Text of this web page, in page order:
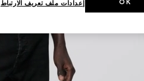
إعدادات ملف تعريف الارتباط